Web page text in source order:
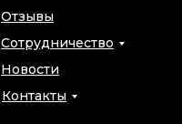
Отзывы
Сотрудничество
Новости
Контакты